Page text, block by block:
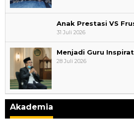
Anak Prestasi VS
31 Juli 2026
Menjadi Guru
28 Juli 2026
Akademia